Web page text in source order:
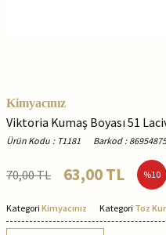
Kimyacınız
Viktoria Kumaş Boyası 51
Ürün Kodu : T1181 Barkod :
70,00TL 63,00TL %10
Kategori Kimyacınız Kategori Toz